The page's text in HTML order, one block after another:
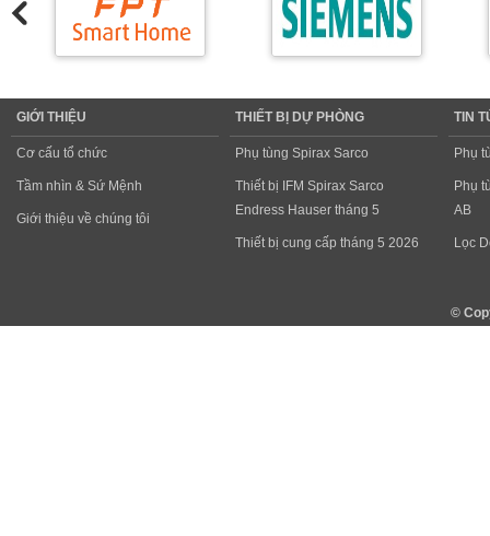
GIỚI THIỆU
Cơ cấu tổ chức
Tầm nhìn & Sứ Mệnh
Giới thiệu về chúng tôi
THIẾT BỊ DỰ PHÒNG
Phụ tùng Spirax Sarco
Thiết bị IFM Spirax Sarco
Endress Hauser tháng 5
Thiết bị cung cấp tháng 5 2026
TIN
Phụ
Phụ
AB
Lọc
©